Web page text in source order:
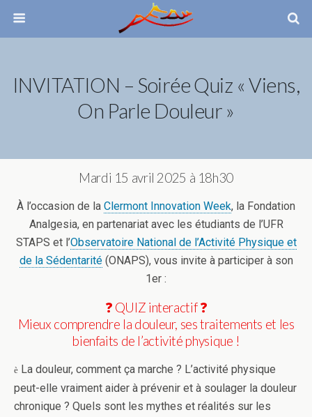
INVITATION – Soirée Quiz « Viens,
On Parle Douleur »
Mardi 15 avril 2025 à 18h30
À l’occasion de la Clermont Innovation Week, la Fondation
Analgesia, en partenariat avec les étudiants de l’UFR
STAPS et l’Observatoire National de l’Activité Physique et
de la Sédentarité(ONAPS), vous invite à participer à son
1er :
❓ QUIZ interactif ❓
Mieux comprendre la douleur, ses traitements et les
bienfaits de l’activité physique !
è La douleur, comment ça marche ? L’activité physique
peut-elle vraiment aider à prévenir et à soulager la douleur
chronique ? Quels sont les mythes et réalités sur les